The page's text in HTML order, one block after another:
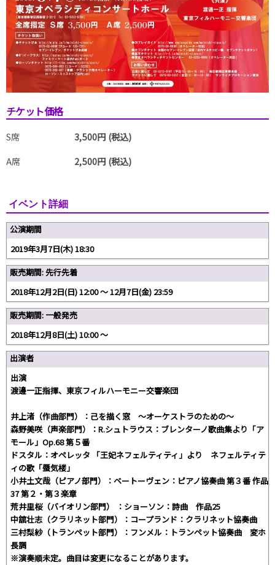
チケット価格
S席
3,500円 (税込)
A席
2,500円 (税込)
イベント詳細
公演期間
2019年3月7日(木) 18:30
販売期間: 先行先着
2018年12月2日(日) 12:00 〜 12月7日(金) 23:59
販売期間: 一般発売
2018年12月8日(土) 10:00 〜
出演者
出演
渡邊一正指揮、東京フィルハーモニー交響楽団
井上渚（作曲部門）：己を描く窓 ～オーケストラのための～
森野美咲（声楽部門）：R.シュトラウス：ブレンターノ歌曲集より「ア
モール」Op.68 第５番
ドスタル：オペレッタ 「王妃ネフェルティティ」より ネフェルティテ
ィの歌「蜃気楼」
小井土文哉（ピアノ部門）：ベートーヴェン：ピアノ協奏曲 第３番 作品
37 第２・第３楽章
荒井里桜（バイオリン部門） ：ショーソン：詩曲 作品25
中舘壮志（クラリネット部門）：コープランド：クラリネット協奏曲
三村梨紗（トランペット部門）：フンメル：トランペット協奏曲 変ホ
長調
※演奏順未定。曲目は変更になることがあります。